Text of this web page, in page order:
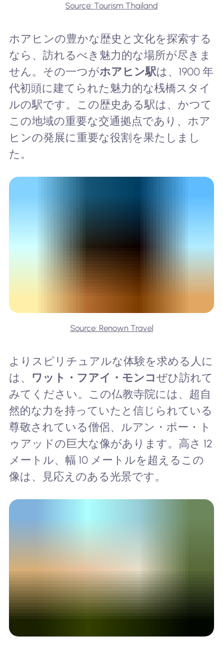
Source: Tourism Thailand
ホアヒンの豊かな歴史と文化を探索する
なら、訪れるべき魅力的な場所が尽きま
せん。その一つがホアヒン駅は、1900 年
代初頭に建てられた魅力的な桟橋スタイ
ルの駅です。この歴史ある駅は、かつて
この地域の重要な交通拠点であり、ホア
ヒンの発展に重要な役割を果たしまし
た。
Source: Renown Travel
よりスピリチュアルな体験を求める人に
は、
ワット・フアイ・モンコぜひ訪れて
みてください。この仏教寺院には、超自
然的な力を持っていたと信じられている
尊敬されている僧侶、ルアン・ポー・ト
ゥアッドの巨大な像があります。高さ 12
メートル、幅 10 メートルを超えるこの
像は、見応えのある光景です。